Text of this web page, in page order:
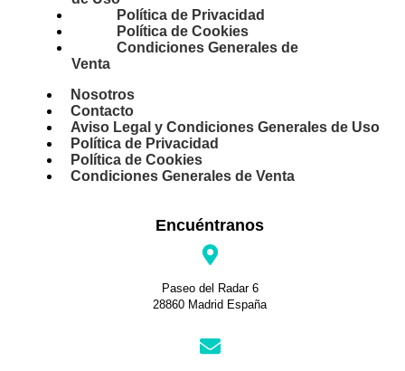
Política de Privacidad
Política de Cookies
Condiciones Generales de
Venta
Nosotros
Contacto
Aviso Legal y Condiciones Generales de Uso
Política de Privacidad
Política de Cookies
Condiciones Generales de Venta
Encuéntranos
Paseo del Radar 6
28860 Madrid España